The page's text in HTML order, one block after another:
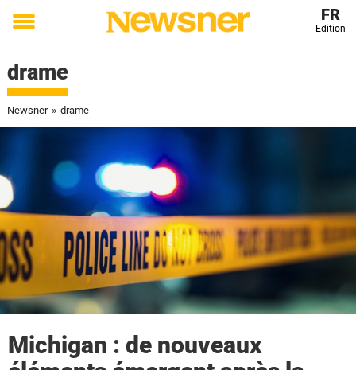
Toggle
FR
Edition
drame
Newsner » drame
Michigan : de nouveaux